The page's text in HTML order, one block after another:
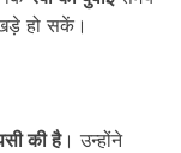
हो सकें।
की है। उन्होंने